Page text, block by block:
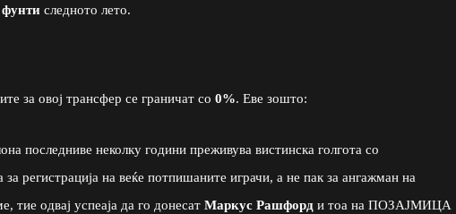
следното лето.
за овој трансфер се граничат со 0%. Еве зошто:
последниве неколку години преживува вистинска голгота со
регистрација на веќе потпишаните играчи, а не пак за ангажман на
тие одвај успеаја да го донесат Маркус Рашфорд и тоа на ПОЗАЈМИЦА